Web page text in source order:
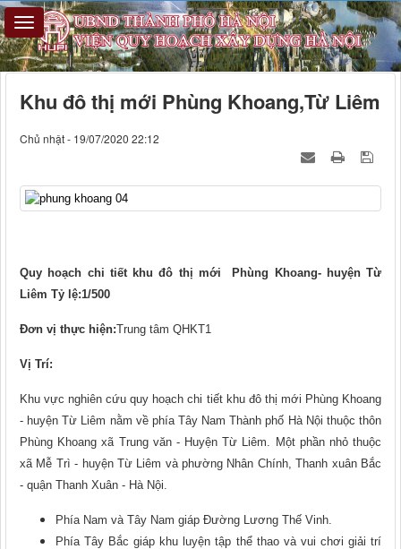
Khu đô thị mới Phùng Khoang,Từ Liêm
Chủ nhật - 19/07/2020 22:12
Quy hoạch chi tiết khu đô thị mới Phùng Khoang- huyện Từ
Liêm Tỷ lệ:1/500
Đơn vị thực hiện:Trung tâm QHKT1
Vị Trí:
Khu vực nghiên cứu quy hoạch chi tiết khu đô thị mới Phùng Khoang
- huyện Từ Liêm nằm về phía Tây Nam Thành phố Hà Nội thuộc thôn
Phùng Khoang xã Trung văn - Huyện Từ Liêm. Một phần nhỏ thuộc
xã Mễ Trì - huyện Từ Liêm và phường Nhân Chính, Thanh xuân Bắc
- quận Thanh Xuân - Hà Nội.
Phía Nam và Tây Nam giáp Đường Lương Thế Vinh.
Phía Tây Bắc giáp khu luyện tập thể thao và vui chơi giải trí